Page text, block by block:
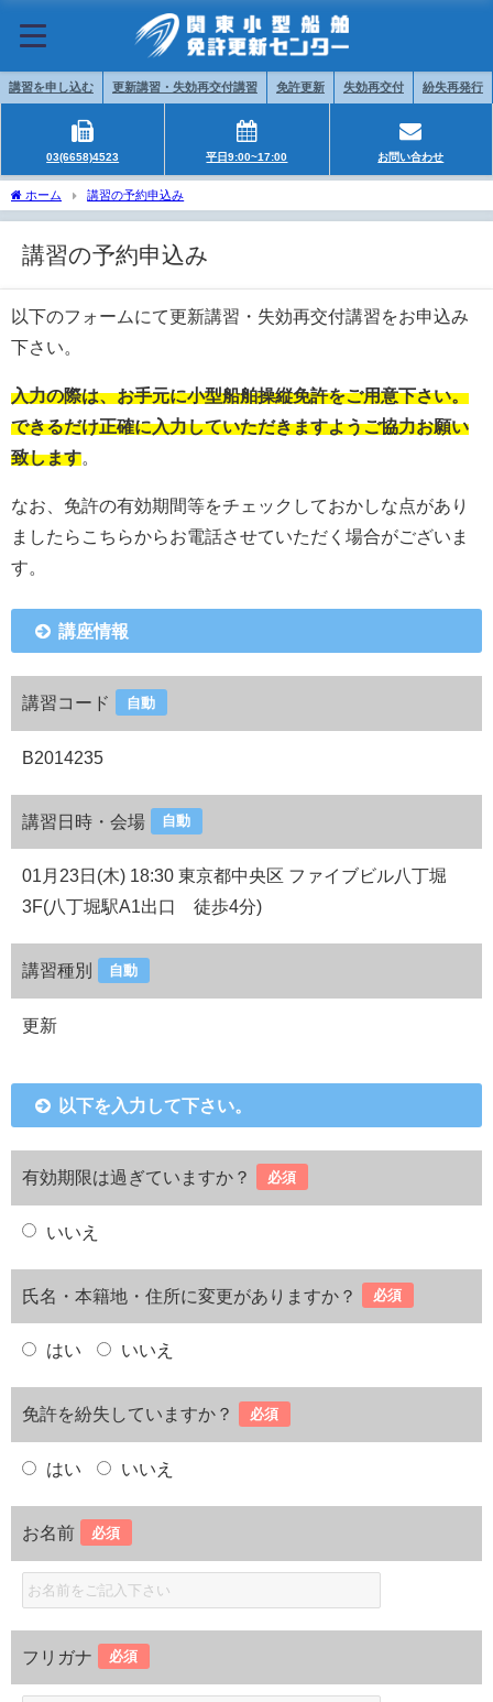
講習を申し込む 更新講習・失効再交付講習 免許更新 失効再交付 紛失再発行
03(6658)4523 平日9:00~17:00 お問い合わせ
ホーム 講習の予約申込み
講習の予約申込み
以下のフォームにて更新講習・失効再交付講習をお申込み
下さい。
入力の際は、お手元に小型船舶操縦免許をご用意下さい。
できるだけ正確に入力していただきますようご協力お願い
致します
なお、免許の有効期間等をチェックしておかしな点があり
ましたらこちらからお電話させていただく場合がございま
す。
講座情報
講習コード 自動
B2014235
講習日時・会場 自動
01月23日(木) 18:30 東京都中央区 ファイブビル八丁堀
3F(八丁堀駅A1出口 徒歩4分)
講習種別 自動
更新
以下を入力して下さい。
有効期限は過ぎていますか？ 必須
いいえ
氏名・本籍地・住所に変更がありますか？ 必須
はい いいえ
免許を紛失していますか？ 必須
はい いいえ
お名前 必須
フリガナ 必須